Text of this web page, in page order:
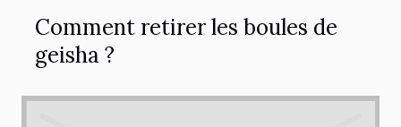
Comment retirer les boules de
geisha ?